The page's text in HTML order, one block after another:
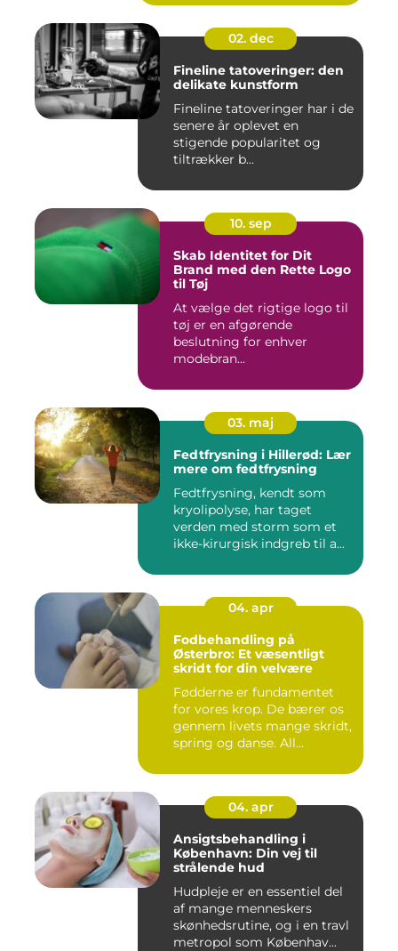
02. dec
Fineline tatoveringer: den
delikate kunstform
Fineline tatoveringer har i de
senere år oplevet en
stigende popularitet og
tiltrækker b...
10. sep
Skab Identitet for Dit
Brand med den Rette Logo
til Tøj
At vælge det rigtige logo til
tøj er en afgørende
beslutning for enhver
modebran...
03. maj
Fedtfrysning i Hillerød: Lær
mere om fedtfrysning
Fedtfrysning, kendt som
kryolipolyse, har taget
verden med storm som et
ikke-kirurgisk indgreb til a...
04. apr
Fodbehandling på
Østerbro: Et væsentligt
skridt for din velvære
Fødderne er fundamentet
for vores krop. De bærer os
gennem livets mange skridt,
spring og danse. All...
04. apr
Ansigtsbehandling i
København: Din vej til
strålende hud
Hudpleje er en essentiel del
af mange menneskers
skønhedsrutine, og i en travl
metropol som Københav...